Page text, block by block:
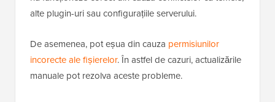
alte plugin-uri sau configurațiile serverului.
De asemenea, pot eșua din cauza permisiunilor
incorecte ale fișierelor. În astfel de cazuri, actualizările
manuale pot rezolva aceste probleme.